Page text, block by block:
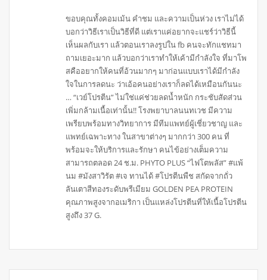
ขอบคุณทั้งคอมเม้น คำชม และความเป็นห่วง เราไม่ได้
บอกว่าวิธีเราเป็นวิธีที่ดี แต่เราแค่อยากจะแชร์ว่าวิธีนี้
เห็นผลกับเรา แล้วตอนเราลงรูปใน fb คนจะทักแชทมา
ถามเยอะมาก แล้วบอกว่าเราทำให้เค้ามีกำลังใจ ที่มาโพ
สคืออยากให้คนที่อ้วนมากๆ มาก่อนแบบเราได้มีกำลัง
ใจในการลดนะ ว่าเอ้อคนอย่างเราก็ลดได้เหมือนกันนะ
… “เวย์โปรตีน” ไม่ใช่แค่ช่วยลดน้ำหนัก กระชับสัดส่วน
เพิ่มกล้ามเนื้อเท่านั้น!! โรงพยาบาลนนทเวช มีความ
เพรียบพร้อมทางวิทยาการ มีทีมแพทย์ผู้เชี่ยวชาญ และ
แพทย์เฉพาะทาง ในสาขาต่างๆ มากกว่า 300 คน ที่
พร้อมจะให้บริการและรักษา คนไข้อย่างเต็มความ
สามารถตลอด 24 ช.ม. PHYTO PLUS “ไฟโตพลัส” #แพ้
นม #มังสาวิรัต #เจ ทานได้ #โปรตีนพืช สกัดจากถั่ว
ลันเตาสีทองระดับพรีเมียม GOLDEN PEA PROTEIN
คุณภาพสูงจากอเมริกา เป็นแหล่งโปรตีนที่ให้เนื้อโปรตีน
สูงถึง 37 G.